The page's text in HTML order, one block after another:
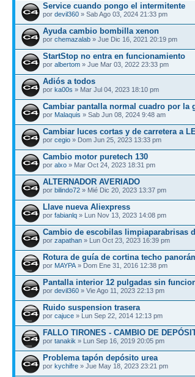
Service cuando pongo el intermitente
por devil360 » Sab Ago 03, 2024 21:33 pm
Ayuda cambio bombilla xenon
por chemazalab » Jue Dic 16, 2021 20:19 pm
StartStop no entra en funcionamiento
por albertom » Jue Mar 03, 2022 23:33 pm
Adiós a todos
por ka00s » Mar Jul 04, 2023 18:10 pm
Cambiar pantalla normal cuadro por la
por Malaquis » Sab Jun 08, 2024 9:48 am
Cambiar luces cortas y de carretera a
por cegio » Dom Jun 25, 2023 13:33 pm
Cambio motor puretech 130
por alxo » Mar Oct 24, 2023 18:31 pm
ALTERNADOR AVERIADO
por bilindo72 » Mié Dic 20, 2023 13:37 pm
Llave nueva Aliexpress
por fabianlq » Lun Nov 13, 2023 14:08 pm
Cambio de escobilas limpiaparabrisas
por zapathan » Lun Oct 23, 2023 16:39 pm
Rotura de guía de cortina techo
por MAYPA » Dom Ene 31, 2016 12:38 pm
Pantalla interior 12 pulgadas sin
por devil360 » Vie Ago 11, 2023 22:13 pm
Ruido suspension trasera
por cajuce » Lun Sep 22, 2014 12:13 pm
FALLO TIRONES - CAMBIO DE
por tanakik » Lun Sep 16, 2019 20:05 pm
Problema tapón depósito urea
por kychifre » Jue May 18, 2023 23:21 pm